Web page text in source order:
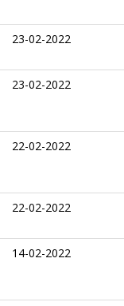
23-02-2022
23-02-2022
22-02-2022
22-02-2022
14-02-2022